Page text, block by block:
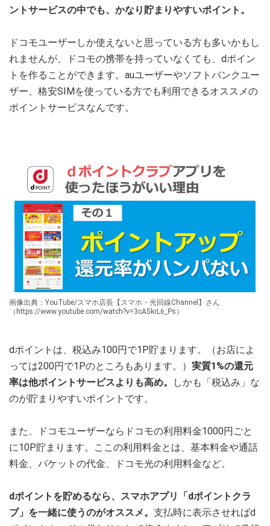
ントサービスの中でも、かなり貯まりやすいポイント。
ドコモユーザーしか使えないと思っている方も多いかもし
れませんが、ドコモの携帯を持っていなくても、dポイン
トを作ることができます。auユーザーやソフトバンクユー
ザー、格安SIMを使っている方でも利用できるオススメの
ポイントサービスなんです。
画像出典：YouTube/スマホ店長【スマホ・光回線Channel】さん
（https://www.youtube.com/watch?v=3cA5krL6_Ps）
dポイントは、税込み100円で1P貯まります。（お店によ
っては200円で1Pのところもあります。） 実質1%の還元
率は他ポイントサービスよりも高め。
しかも「税込み」な
のが貯まりやすいポイントです。
また、ドコモユーザーならドコモの利用料金1000円ごと
に10P貯まります。ここの利用料金とは、基本料金や通話
料金、パケットの代金、ドコモ光の利用料金など。
dポイントを貯めるなら、スマホアプリ「dポイントクラ
ブ」を一緒に使うのがオススメ。 支払時に表示させればd